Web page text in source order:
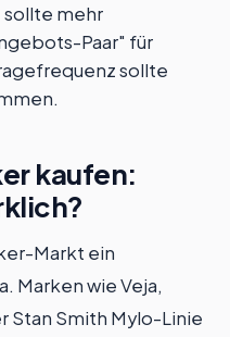
sollte mehr
Paar" für
sollte
kaufen:
Markt ein
Marken wie Veja,
Stan Smith Mylo-Linie